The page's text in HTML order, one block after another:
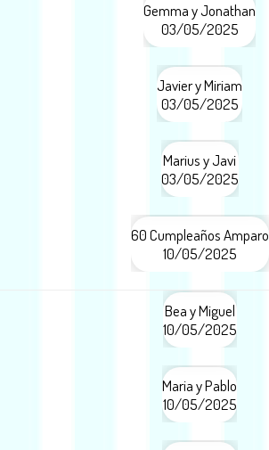
Gemma y Jonathan
03/05/2025
Javier y Miriam
03/05/2025
Marius y Javi
03/05/2025
60 Cumpleaños Amparo
10/05/2025
Bea y Miguel
10/05/2025
Maria y Pablo
10/05/2025